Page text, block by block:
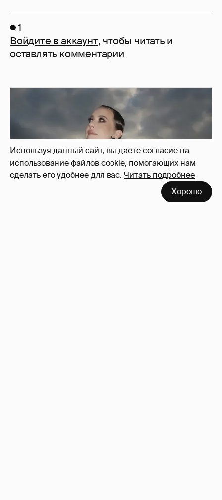
Используя данный сайт, вы даете согласие на
использование файлов cookie, помогающих нам
сделать его удобнее для вас. Читать подробнее
Хорошо
1
Войдите в аккаунт, чтобы читать и
оставлять комментарии